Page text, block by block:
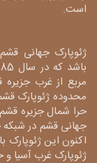
است.
ژئوپارک جهانی
محدوده ژئوپارک
حرا شمال جزیره
جهانی قشم در
ژئوپارک غرب آسیا و